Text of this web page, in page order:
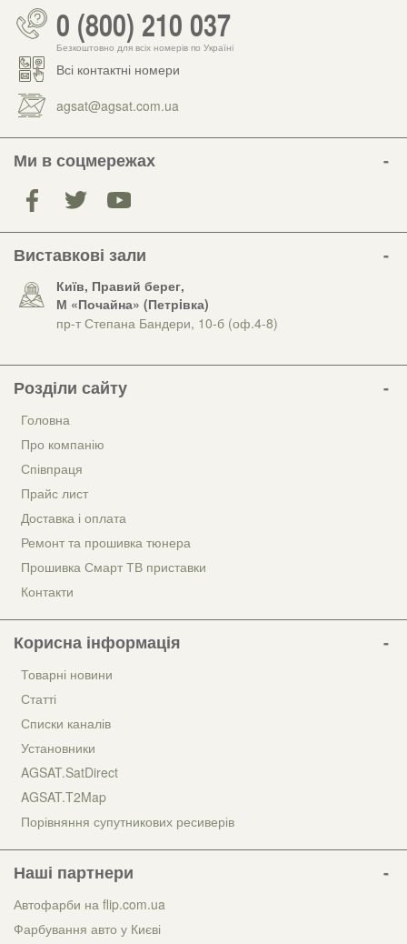
0 (800) 210 037
Безкоштовно для всіх номерів по Україні
Всі контактні номери
agsat@agsat.com.ua
Ми в соцмережах
Виставкові зали
Київ, Правий берег,
М «Почайна» (Петрiвка)
пр-т Степана Бандери, 10-б (оф.4-8)
Розділи сайту
Головна
Про компанію
Співпраця
Прайс лист
Доставка і оплата
Ремонт та прошивка тюнера
Прошивка Смарт ТВ приставки
Контакти
Корисна інформація
Товарні новини
Статті
Списки каналів
Установники
AGSAT.SatDirect
AGSAT.T2Map
Порівняння супутникових ресиверів
Наші партнери
Автофарби на flip.com.ua
Фарбування авто у Києві